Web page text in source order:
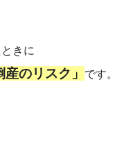
きに
産のリスク」 です。